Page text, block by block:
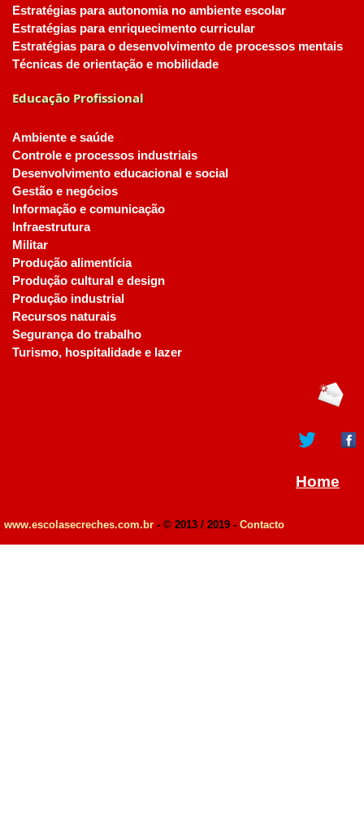
Estratégias para autonomia no ambiente escolar
Estratégias para enriquecimento curricular
Estratégias para o desenvolvimento de processos mentais
Técnicas de orientação e mobilidade
Educação Profissional
Ambiente e saúde
Controle e processos industriais
Desenvolvimento educacional e social
Gestão e negócios
Informação e comunicação
Infraestrutura
Militar
Produção alimentícia
Produção cultural e design
Produção industrial
Recursos naturais
Segurança do trabalho
Turismo, hospitalidade e lazer
Home
www.escolasecreches.com.br - © 2013 / 2019 - Contacto